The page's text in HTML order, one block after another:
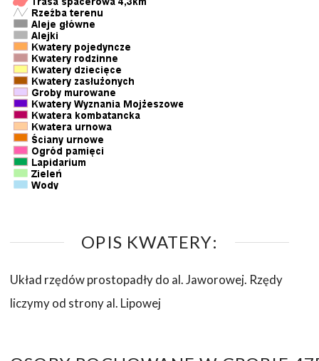
OPIS KWATERY:
Układ rzędów prostopadły do al. Jaworowej. Rzędy
liczymy od strony al. Lipowej